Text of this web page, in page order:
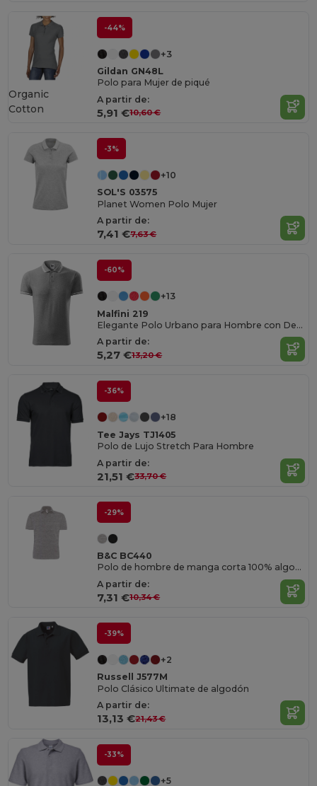
-44%
+3
Gildan GN48L
Polo para Mujer de piqué
A partir de:
5,91 €10,60 €
Organic
Cotton
-3%
+10
SOL'S 03575
Planet Women Polo Mujer
A partir de:
7,41 €7,63 €
-60%
+13
Malfini 219
Elegante Polo Urbano para Hombre con Detalles
A partir de:
5,27 €13,20 €
-36%
+18
Tee Jays TJ1405
Polo de Lujo Stretch Para Hombre
A partir de:
21,51 €33,70 €
-29%
B&C BC440
Polo de hombre de manga corta 100% algodón
A partir de:
7,31 €10,34 €
-39%
+2
Russell J577M
Polo Clásico Ultimate de algodón
A partir de:
13,13 €21,43 €
-33%
+5